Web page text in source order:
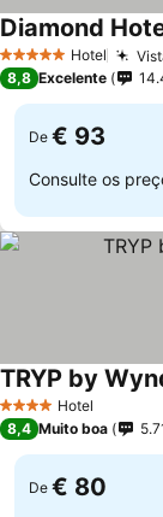
5 Estrelas Hotel
Diamond
8,8 Excelente
De € 93
Consulte os
4 EstrelasHotel
TRYP by
8,4 Muito boa
De € 80